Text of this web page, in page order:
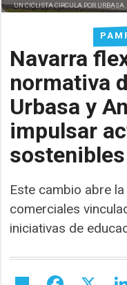
Navarra
normativa
Urbasa y
impulsar
sostenibles
Este cambio abre
comerciales
iniciativas de
UN CICLISTA CIRCULA POR URBASA.
Share Facebook